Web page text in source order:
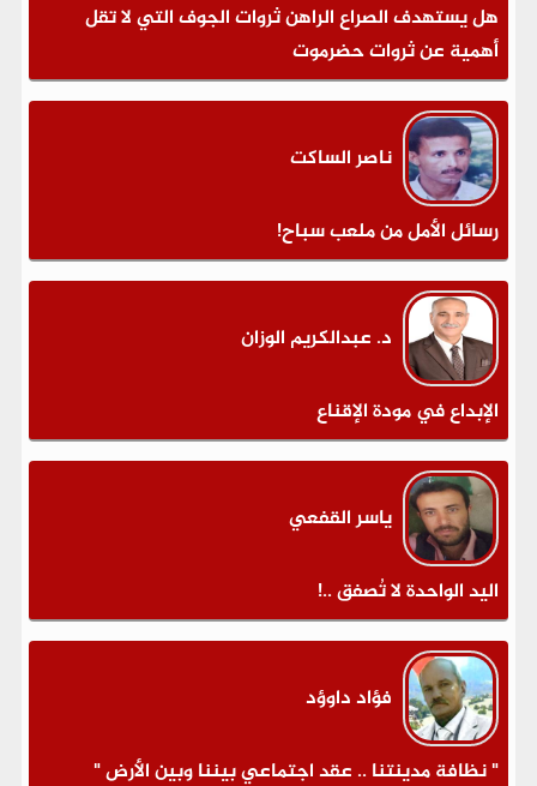
هل يستهدف الصراع الراهن ثروات الجوف التي لا تقل
أهمية عن ثروات حضرموت
ناصر الساكت
رسائل الأمل من ملعب سباح!
د. عبدالكريم الوزان
الإبداع في مودة الإقناع
ياسر القفعي
اليد الواحدة لا تُصفق ..!
فؤاد داوؤد
" نظافة مدينتنا .. عقد اجتماعي بيننا وبين الأرض "